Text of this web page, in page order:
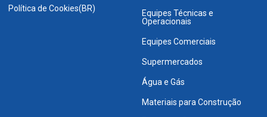
Política de Cookies(BR)
Equipes Técnicas e
Operacionais
Equipes Comerciais
Supermercados
Água e Gás
Materiais para Construção